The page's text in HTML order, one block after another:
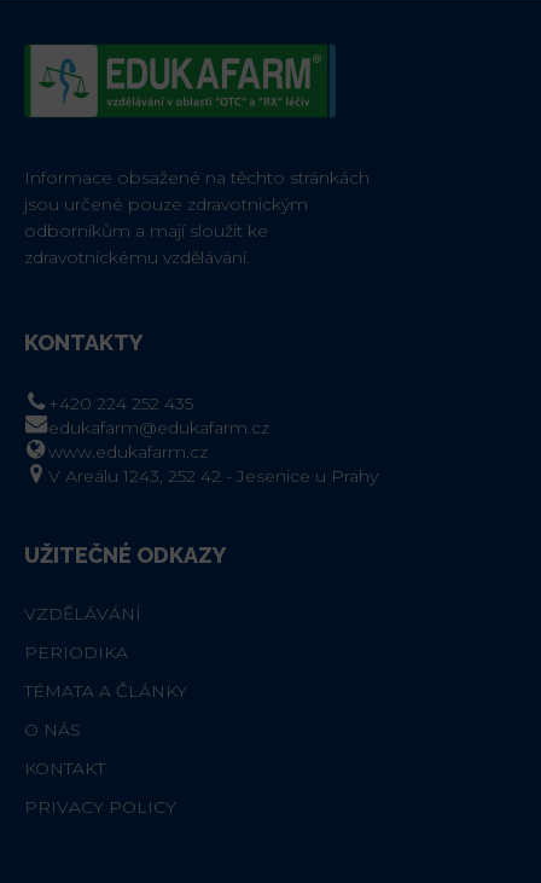
Informace obsažené na těchto stránkách
jsou určené pouze zdravotnickým
odborníkům a mají sloužit ke
zdravotnickému vzdělávání.
KONTAKTY
+420 224 252 435
edukafarm@edukafarm.cz
www.edukafarm.cz
V Areálu 1243, 252 42 - Jesenice u Prahy
UŽITEČNÉ ODKAZY
VZDĚLÁVÁNÍ
PERIODIKA
TÉMATA A ČLÁNKY
O NÁS
KONTAKT
PRIVACY POLICY